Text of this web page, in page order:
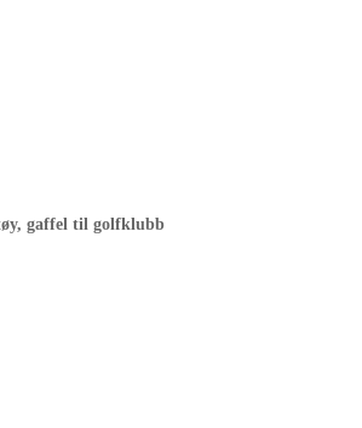
gaffel til golfklubb